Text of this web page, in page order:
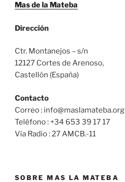
Mas de la Mateba
Dirección
Ctr. Montanejos – s/n
12127 Cortes de Arenoso,
Castellón (España)
Contacto
Correo : info@maslamateba.org
Teléfono : +34 653 39 17 17
Vía Radio : 27 AMCB.-11
SOBRE MAS LA MATEBA